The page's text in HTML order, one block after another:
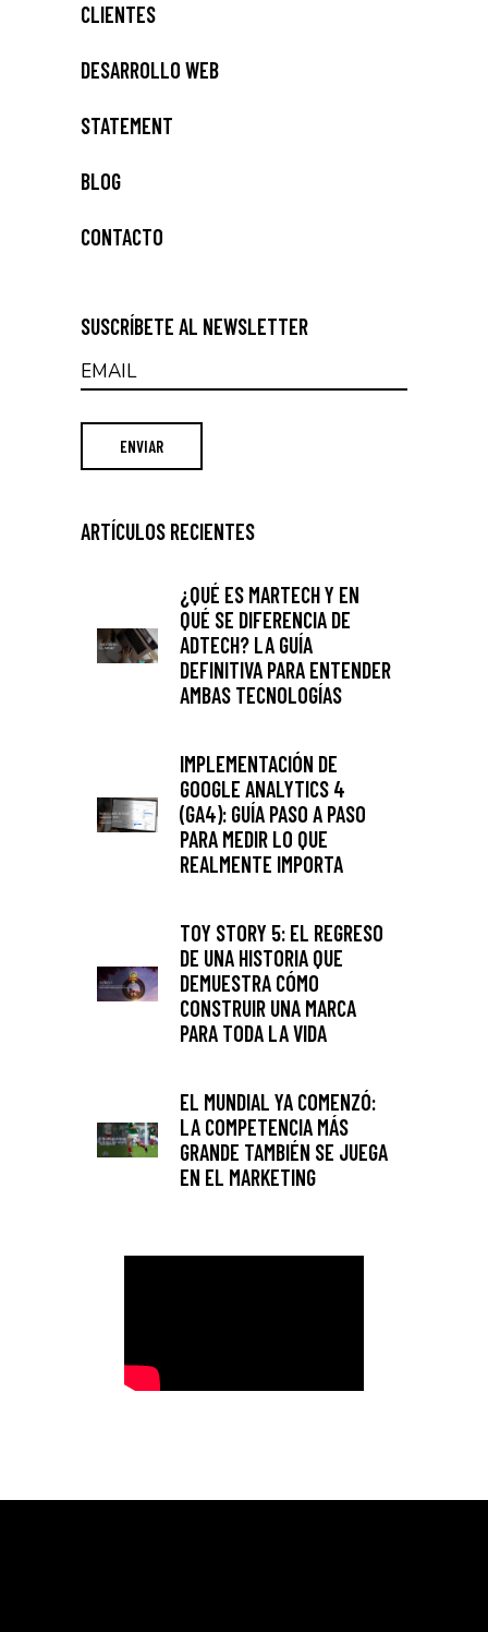
CLIENTES
DESARROLLO WEB
STATEMENT
BLOG
CONTACTO
SUSCRÍBETE AL NEWSLETTER
ARTÍCULOS RECIENTES
¿QUÉ ES MARTECH Y EN
QUÉ SE DIFERENCIA DE
ADTECH? LA GUÍA
DEFINITIVA PARA ENTENDER
AMBAS TECNOLOGÍAS
IMPLEMENTACIÓN DE
GOOGLE ANALYTICS 4
(GA4): GUÍA PASO A PASO
PARA MEDIR LO QUE
REALMENTE IMPORTA
TOY STORY 5: EL REGRESO
DE UNA HISTORIA QUE
DEMUESTRA CÓMO
CONSTRUIR UNA MARCA
PARA TODA LA VIDA
EL MUNDIAL YA COMENZÓ:
LA COMPETENCIA MÁS
GRANDE TAMBIÉN SE JUEGA
EN EL MARKETING